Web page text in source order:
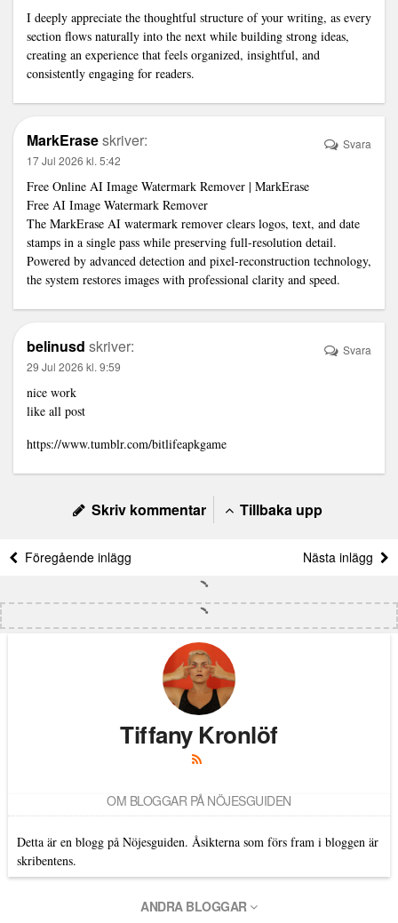
I deeply appreciate the thoughtful structure of your writing, as every
section flows naturally into the next while building strong ideas,
creating an experience that feels organized, insightful, and
consistently engaging for readers.
MarkEraseskriver:
17 Jul 2026 kl. 5:42
Free Online AI Image Watermark Remover | MarkErase
Free AI Image Watermark Remover
The MarkErase AI watermark remover clears logos, text, and date
stamps in a single pass while preserving full-resolution detail.
Powered by advanced detection and pixel-reconstruction technology,
the system restores images with professional clarity and speed.
Svara
belinusd skriver:
29 Jul 2026 kl. 9:59
nice work
like all post
https://www.tumblr.com/bitlifeapkgame
Svara
Skriv kommentar Tillbaka upp
Föregående inlägg Nästa inlägg
Tiffany Kronlöf
OM BLOGGAR PÅ NÖJESGUIDEN
Detta är en blogg på Nöjesguiden. Åsikterna som förs fram i bloggen är
skribentens.
ANDRA BLOGGAR